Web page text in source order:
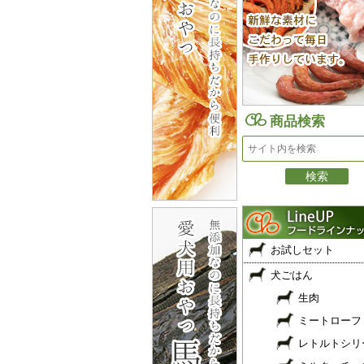
商品検索
お試しセット
犬ごはん
生肉
ミートローフ
レトルトシリ